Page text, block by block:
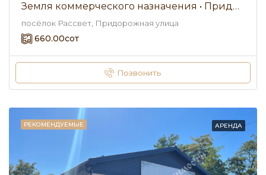
Земля коммерческого назначения • Придорожная улица • Продажа
посёлок Рассвет, Придорожная улица
660.00сот
Позвонить
РЕКОМЕНДУЕМЫЕ АРЕНДА